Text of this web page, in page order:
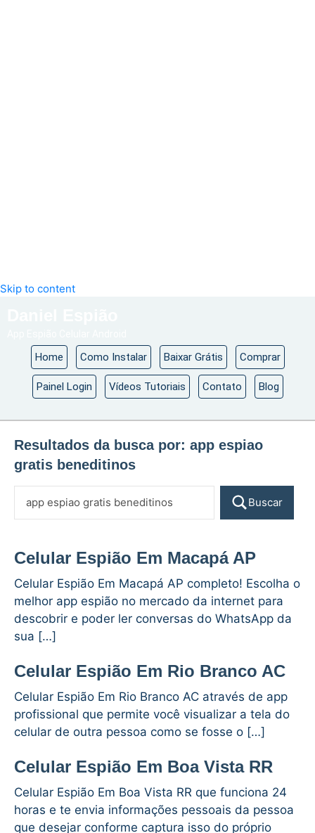
Skip to content
Home Como Instalar Baixar Grátis Comprar
Painel Login Vídeos Tutoriais Contato Blog
Resultados da busca por: app espiao
gratis beneditinos
Buscar
Celular Espião Em Macapá AP
Celular Espião Em Macapá AP completo! Escolha o
melhor app espião no mercado da internet para
descobrir e poder ler conversas do WhatsApp da
sua […]
Celular Espião Em Rio Branco AC
Celular Espião Em Rio Branco AC através de app
profissional que permite você visualizar a tela do
celular de outra pessoa como se fosse o […]
Celular Espião Em Boa Vista RR
Celular Espião Em Boa Vista RR que funciona 24
horas e te envia informações pessoais da pessoa
que desejar conforme captura isso do próprio